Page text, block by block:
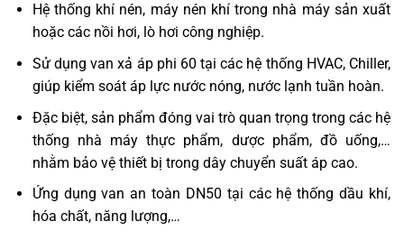
Hệ thống khí nén, máy nén khí trong nhà máy sản xuất
hoặc các nồi hơi, lò hơi công nghiệp.
Sử dụng van xả áp phi 60 tại các hệ thống HVAC, Chiller,
giúp kiểm soát áp lực nước nóng, nước lạnh tuần hoàn.
Đặc biệt, sản phẩm đóng vai trò quan trọng trong các hệ
thống nhà máy thực phẩm, dược phẩm, đồ uống,…
nhằm bảo vệ thiết bị trong dây chuyển suất áp cao.
Ứng dụng van an toàn DN50 tại các hệ thống dầu khí,
hóa chất, năng lượng,…